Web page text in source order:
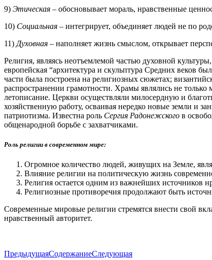
9) Этическая – обосновывает мораль, нравственные
10) Социальная – интегрирует, объединяет людей не по
11) Духовная – наполняет жизнь смыслом, открывает
Религия, являясь неотъемлемой частью духовной
европейская “архитектура и скульптура Средних веков
части была построена на религиозных сюжетах;
распространении грамотности. Храмы являлись не
летописание. Церкви осуществляли милосердную и
хозяйственную работу, осваивая нередко новые земли и
патриотизма. Известна роль Сергия Радонежского в
общенародной борьбе с захватчиками.
Роль религии в современном мире:
Огромное количество людей, живущих на Земле,
Влияние религии на политическую жизнь
Религия остается одним из важнейших источников
Религиозные противоречия продолжают быть
Современные мировые религии стремятся внести свой
нравственный авторитет.
ПредыдущаяСодержаниеСледующая